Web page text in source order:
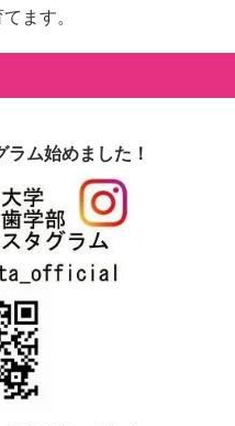
ます。
ム始めました！